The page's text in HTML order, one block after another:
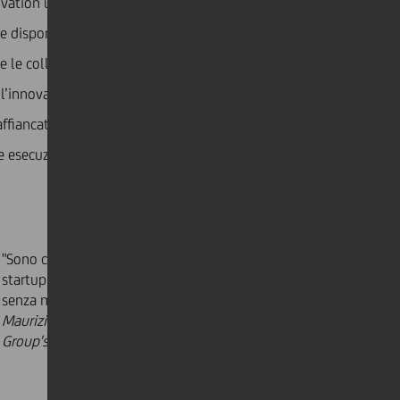
dispone di un innovation board e un innovation
collaborazioni di successo coltivate nel mondo
per Sapio, fatto di chiara visione,
da semplicità, velocità di esecuzione e dalla
del progetto.
"Sono convinto, oggi più che in passato, che per le
startup sia utile restare con i piedi saldi a terra, pur
senza mai smettere di sognare."
Maurizio Colombo, Vice President of the Sapio
Group's Hydrogen Oxygen Production